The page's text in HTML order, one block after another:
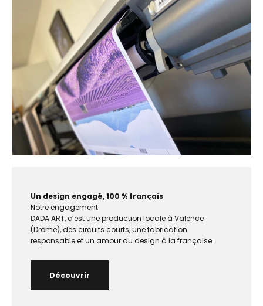
Un design engagé, 100 % français
Notre engagement
DADA ART, c’est une production locale à Valence
(Drôme), des circuits courts, une fabrication
responsable et un amour du design à la française.
Découvrir